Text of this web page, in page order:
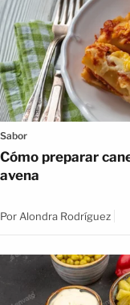
Sabor
Cómo preparar
avena
PorAlondra Rodríguez